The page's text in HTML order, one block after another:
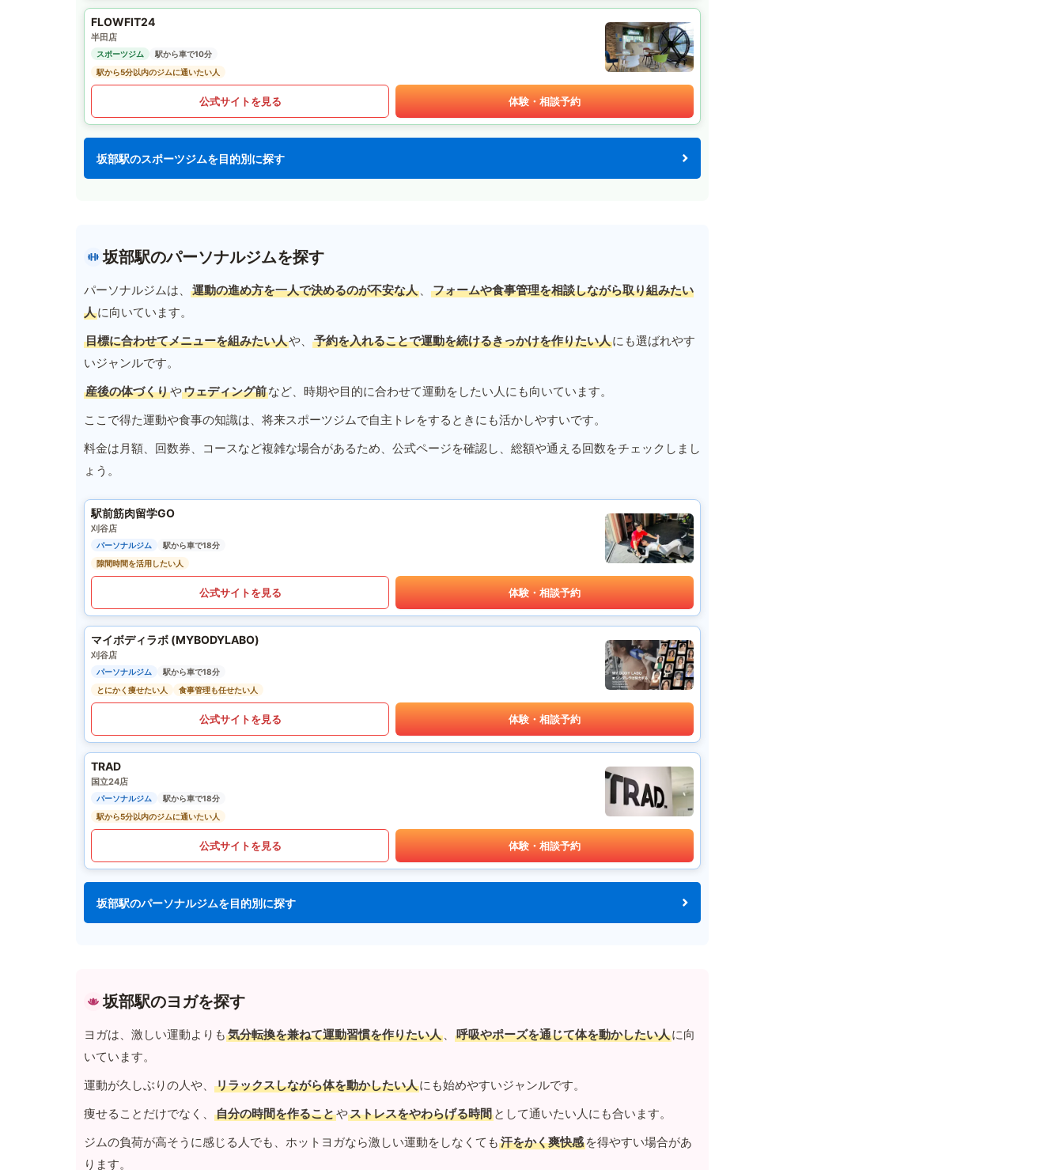
FLOWFIT24
半田店
スポーツジム
駅から車で10分
駅から5分以内のジムに通いたい人
公式サイトを見る 体験・相談予約
坂部駅のスポーツジムを目的別に探す
坂部駅のパーソナルジムを探す
パーソナルジムは、 運動の進め方を一人で決めるのが不安な人 、
フォームや食事管理を相談しながら取り組みたい
人に向いています。
目標に合わせてメニューを組みたい人や、 予約を入れることで運動を続けるきっかけを作りたい人にも選ばれやす
いジャンルです。
産後の体づくりやウェディング前など、時期や目的に合わせて運動をしたい人にも向いています。
ここで得た運動や食事の知識は、将来スポーツジムで自主トレをするときにも活かしやすいです。
料金は月額、回数券、コースなど複雑な場合があるため、公式ページを確認し、総額や通える回数をチェックしまし
ょう。
駅前筋肉留学GO
刈谷店
パーソナルジム
駅から車で18分
隙間時間を活用したい人
公式サイトを見る 体験・相談予約
マイボディラボ (MYBODYLABO)
刈谷店
パーソナルジム
駅から車で18分
とにかく痩せたい人
食事管理も任せたい人
公式サイトを見る 体験・相談予約
TRAD
国立24店
パーソナルジム
駅から車で18分
駅から5分以内のジムに通いたい人
公式サイトを見る 体験・相談予約
坂部駅のパーソナルジムを目的別に探す
坂部駅のヨガを探す
ヨガは、激しい運動よりも 気分転換を兼ねて運動習慣を作りたい人 、 呼吸やポーズを通じて体を動かしたい人に向
いています。
運動が久しぶりの人や、
リラックスしながら体を動かしたい人にも始めやすいジャンルです。
痩せることだけでなく、
自分の時間を作ることやストレスをやわらげる時間 として通いたい人にも合います。
ジムの負荷が高そうに感じる人でも、ホットヨガなら激しい運動をしなくても 汗をかく爽快感 を得やすい場合があ
ります。